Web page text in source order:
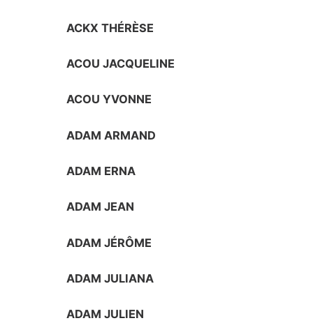
ACKX THÉRÈSE
ACOU JACQUELINE
ACOU YVONNE
ADAM ARMAND
ADAM ERNA
ADAM JEAN
ADAM JÉRÔME
ADAM JULIANA
ADAM JULIEN